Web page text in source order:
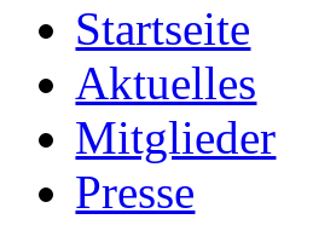
Startseite
Aktuelles
Mitglieder
Presse